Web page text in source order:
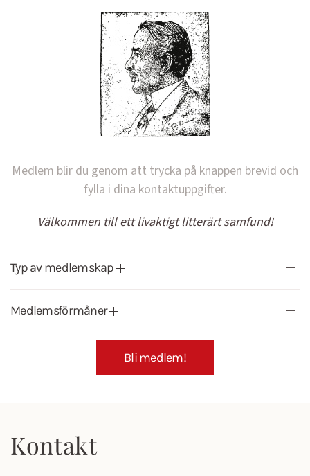
Medlem blir du genom att trycka på knappen brevid och
fylla i dina kontaktuppgifter.
Välkommen till ett livaktigt litterärt samfund!
Typ av medlemskap
Medlemsförmåner
Bli medlem!
Kontakt